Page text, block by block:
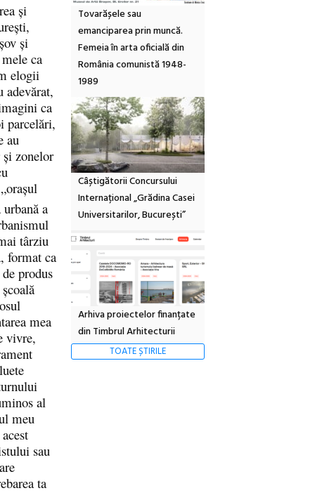
și
și
ca
elogii
adevărat,
ca
parcelări,
au
zonelor
a
târziu
format ca
produs
mea
vivre,
al
meu
sau
ta
Tovarășele sau
emanciparea prin muncă.
Femeia în arta oficială din
România comunistă 1948-
1989
Câștigătorii Concursului
Internațional „Grădina Casei
Universitarilor, București”
Arhiva proiectelor finanțate
din Timbrul Arhitecturii
TOATE ȘTIRILE